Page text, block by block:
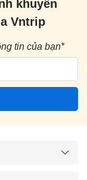
khuyến
Vntrip
tin của bạn*